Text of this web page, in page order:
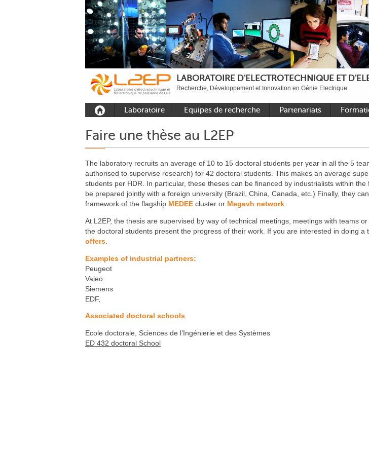
LABORATOIRE D'ELECTROTECHNIQUE ET
Recherche, Développement et Innovation en Génie Electrique
Laboratoire
Outils et moyens
Plateformes
Rayonnement
Recrutement
Carbon Care
Equipes de recherche
Equipe Electronique de
Equipe Outils et
Méthodes Numériques
Equipe Réseaux
Partenariats
Industriels
Sujets
2025 –
Faire une thèse au L2EP
The laboratory recruits an average of 10 to 15 doctoral students per year in all the 5
authorised to supervise research) for 42 doctoral students. This makes an average
students per HDR. In particular, these theses can be financed by industrialists within
be prepared jointly with a foreign university (Brazil, China, Canada, etc.) Finally, they
framework of the flagship MEDEE cluster or Megevh network.
At L2EP, the thesis are supervised by way of technical meetings, meetings with teams
the doctoral students present the progress of their work. If you are interested in doing a
offers
Examples of industrial partners:
Peugeot
Valeo
Siemens
EDF,
Associated doctoral schools
Ecole doctorale, Sciences de l’Ingénierie et des Systèmes
ED 432 doctoral School